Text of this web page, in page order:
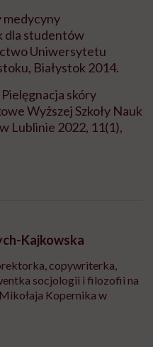
medycyny
dla studentów
Uniwersytetu
Białystok 2014.
skóry
Wyższej Szkoły Nauk
Lublinie 2022, 11(1),
Kajkowska
copywriterka,
socjologii i filozofii na
Kopernika w